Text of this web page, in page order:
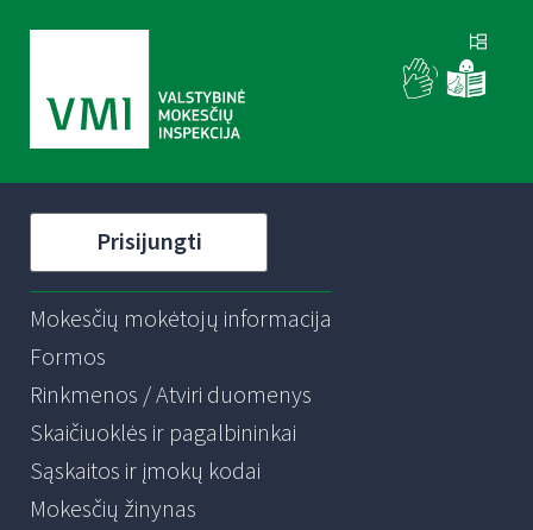
Prisijungti
Mokesčių mokėtojų informacija
Formos
Rinkmenos / Atviri duomenys
Skaičiuoklės ir pagalbininkai
Sąskaitos ir įmokų kodai
Mokesčių žinynas